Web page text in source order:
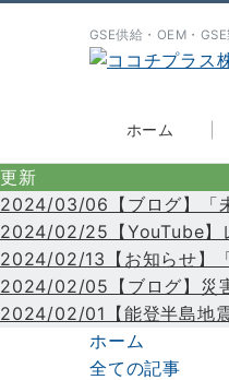
GSE供給・OEM・
ホーム
更新
2024/03/06【ブログ】「
2024/02/25【YouTube】
2024/02/13【お知らせ】
2024/02/05【ブログ】災
2024/02/01【能登半島地
ホーム
全ての記事